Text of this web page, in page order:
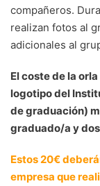
compañeros.
realizan fotos al
adicionales al
El coste de la
logotipo del
de graduación)
graduado/a y
Estos 20€
empresa que